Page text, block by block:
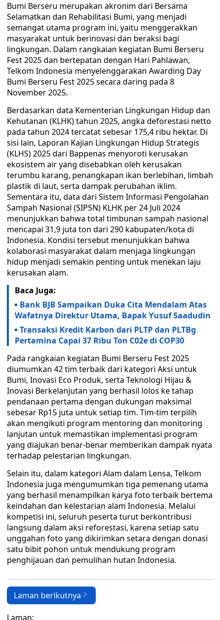
Bumi Berseru merupakan akronim dari Bersama
Selamatkan dan Rehabilitasi Bumi, yang menjadi
semangat utama program ini, yaitu menggerakkan
masyarakat untuk berinovasi dan beraksi bagi
lingkungan. Dalam rangkaian kegiatan Bumi Berseru
Fest 2025 dan bertepatan dengan Hari Pahlawan,
Telkom Indonesia menyelenggarakan Awarding Day
Bumi Berseru Fest 2025 secara daring pada 8
November 2025.
Berdasarkan data Kementerian Lingkungan Hidup dan
Kehutanan (KLHK) tahun 2025, angka deforestasi netto
pada tahun 2024 tercatat sebesar 175,4 ribu hektar. Di
sisi lain, Laporan Kajian Lingkungan Hidup Strategis
(KLHS) 2025 dari Bappenas menyoroti kerusakan
ekosistem air yang disebabkan oleh kerusakan
terumbu karang, penangkapan ikan berlebihan, limbah
plastik di laut, serta dampak perubahan iklim.
Sementara itu, data dari Sistem Informasi Pengolahan
Sampah Nasional (SIPSN) KLHK per 24 Juli 2024
menunjukkan bahwa total timbunan sampah nasional
mencapai 31,9 juta ton dari 290 kabupaten/kota di
Indonesia. Kondisi tersebut menunjukkan bahwa
kolaborasi masyarakat dalam menjaga lingkungan
hidup menjadi semakin penting untuk menekan laju
kerusakan alam.
Baca Juga:
Bank BJB Sampaikan Duka Cita Mendalam Atas
Wafatnya Direktur Utama, Bapak Yusuf Saadudin
Transaksi Kredit Karbon dari PLTP dan PLTBg
Pertamina Capai 37 Ribu Ton C02e di COP30
Pada rangkaian kegiatan Bumi Berseru Fest 2025
diumumkan 42 tim terbaik dari kategori Aksi untuk
Bumi, Inovasi Eco Produk, serta Teknologi Hijau &
Inovasi Berkelanjutan yang berhasil lolos ke tahap
pendanaan pertama dengan dukungan maksimal
sebesar Rp15 juta untuk setiap tim. Tim-tim terpilih
akan mengikuti program mentoring dan monitoring
lanjutan untuk memastikan implementasi program
yang diajukan benar-benar memberikan dampak nyata
terhadap pelestarian lingkungan.
Selain itu, dalam kategori Alam dalam Lensa, Telkom
Indonesia juga mengumumkan tiga pemenang utama
yang berhasil menampilkan karya foto terbaik bertema
keindahan dan kelestarian alam Indonesia. Melalui
kompetisi ini, seluruh peserta turut berkontribusi
langsung dalam aksi reforestasi, karena setiap satu
unggahan foto yang dikirimkan setara dengan donasi
satu bibit pohon untuk mendukung program
penghijauan dan pemulihan hutan Indonesia.
Laman berikutnya
Laman: